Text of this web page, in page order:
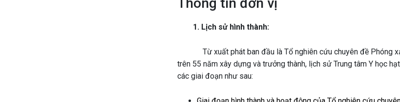
Thông tin đơn vị
1. Lịch sử hình thành:
Từ xuất phát ban đầu là Tổ nghiên cứu chuyên đề Phóng xạ
trên 55 năm xây dựng và trưởng thành, lịch sử Trung tâm Y học
các giai đoạn như sau: